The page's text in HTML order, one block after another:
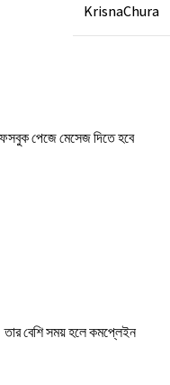
KrisnaChura
পেজে মেসেজ দিতে হবে
তার বেশি সময় হলে কমপ্লেইন